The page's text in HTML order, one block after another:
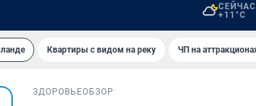
СЕЙЧАС
+11°C
Квартиры с видом на реку ЧП на
ЗДОРОВЬЕОБЗОР